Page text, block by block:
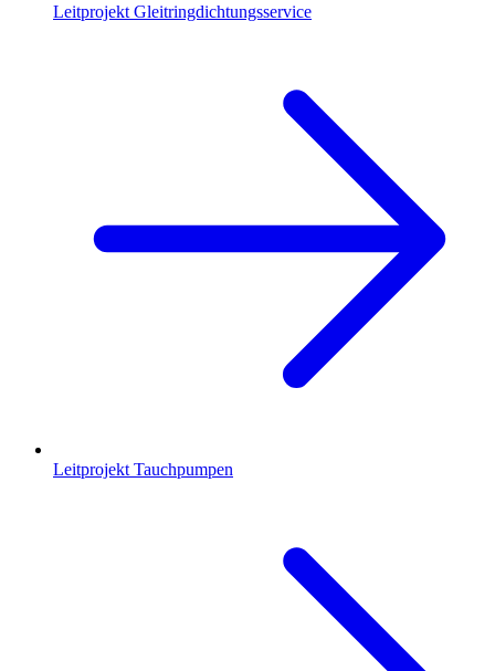
Leitprojekt Gleitringdichtungsservice
Leitprojekt Tauchpumpen